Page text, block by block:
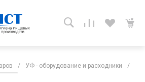
/ УФ - оборудование и расходники /